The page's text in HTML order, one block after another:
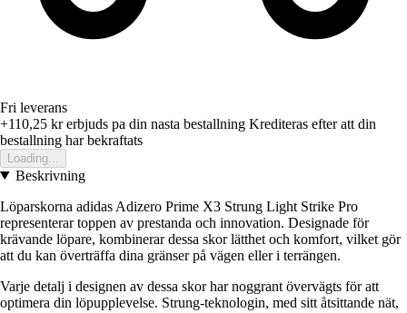
Fri leverans
+110,25 krerbjuds pa din nasta bestallning Krediteras efter att din
bestallning har bekraftats
Loading...
Beskrivning
Löparskorna adidas Adizero Prime X3 Strung Light Strike Pro
representerar toppen av prestanda och innovation. Designade för
krävande löpare, kombinerar dessa skor lätthet och komfort, vilket gör
att du kan överträffa dina gränser på vägen eller i terrängen.
Varje detalj i designen av dessa skor har noggrant övervägts för att
optimera din löpupplevelse. Strung-teknologin, med sitt åtsittande nät,